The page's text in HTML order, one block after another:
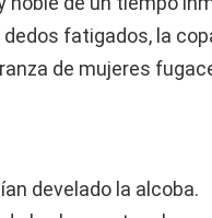
fatigados, la
de mujeres
develado la alcoba.